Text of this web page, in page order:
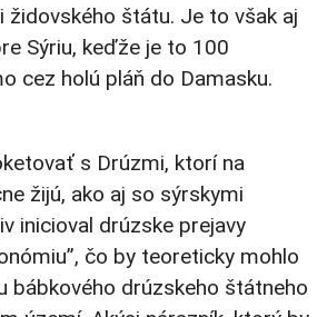
židovského štátu. Je to však aj
Sýriu, keďže je to 100
cez holú pláň do Damasku.
s Drúzmi, ktorí na
žijú, ako aj so sýrskymi
inicioval drúzske prejavy
čo by teoreticky mohlo
bábkového drúzskeho štátneho